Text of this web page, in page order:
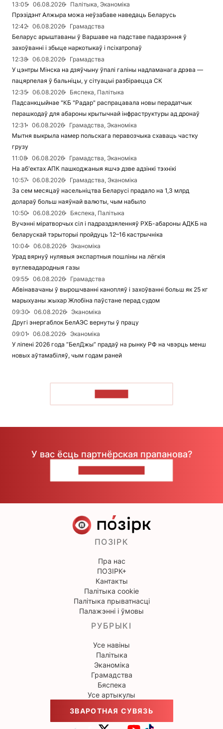
13:05
06.08.2026
Палітыка, Эканоміка
Прэзідэнт Алжыра можа неўзабаве наведаць Беларусь
12:42
06.08.2026
Грамадства
Беларус арыштаваны ў Варшаве на падставе падазрэння ў
захоўванні і збыце наркотыкаў і псіхатропаў
12:38
06.08.2026
Грамадства
У цэнтры Мінска на дзяўчыну ўпалі галіны надламанага дрэва —
пацярпелая ў бальніцы, у сітуацыі разбіраецца СК
12:35
06.08.2026
Бяспека, Палітыка
Падсанкцыйнае "КБ "Радар" распрацавала новы перадатчык
перашкодаў для абароны крытычнай інфраструктуры ад дронаў
12:31
06.08.2026
Грамадства, Эканоміка
Мытня выкрыла намер польскага перавозчыка схаваць частку
грузу
11:08
06.08.2026
Грамадства, Эканоміка
На аб'ектах АПК пашкоджаныя яшчэ дзве адзінкі тэхнікі
10:57
06.08.2026
Грамадства, Эканоміка
За сем месяцаў насельніцтва Беларусі прадало на 1,3 млрд
долараў больш наяўнай валюты, чым набыло
10:50
06.08.2026
Бяспека, Палітыка
Вучэнні міратворчых сіл і падраздзяленняў РХБ-абароны АДКБ на
беларускай тэрыторыі пройдуць 12–16 кастрычніка
10:04
06.08.2026
Эканоміка
Урад вярнуў нулявыя экспартныя пошліны на лёгкія
вуглевадародныя газы
09:55
06.08.2026
Грамадства
Абвінавачаны ў вырошчванні канопляў і захоўванні больш як 25 кг
марыхуаны жыхар Жлобіна паўстане перад судом
09:30
06.08.2026
Эканоміка
Другі энергаблок БелАЭС вернуты ў працу
09:01
06.08.2026
Эканоміка
У ліпені 2026 года “БелДжы” прадаў на рынку РФ на чвэрць менш
новых аўтамабіляў, чым годам раней
У вас ёсць партнёрская прапанова?
ПОЗІРК
Пра нас
ПОЗІРК+
Кантакты
Палітыка cookie
Палітыка прыватнасці
Палажэнні і ўмовы
РУБРЫКІ
Усе навіны
Палітыка
Эканоміка
Грамадства
Бяспека
Усе артыкулы
ЗВАРОТНАЯ СУВЯЗЬ